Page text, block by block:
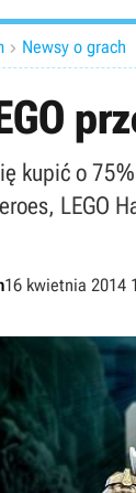
 Newsy o grach
kupić o
LEGO
16 kwietnia 2014